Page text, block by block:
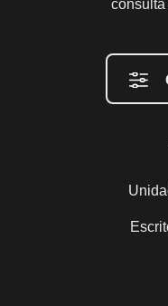
consulta